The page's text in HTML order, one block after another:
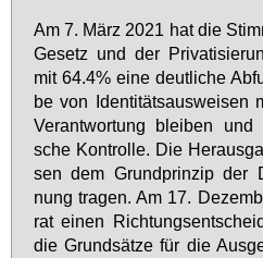
Am 7. März 2021 hat die
Ge­setz und der
mit 64.4% ei­ne deut­li­che
be von Iden­ti­täts­aus­wei­sen
Ver­ant­wor­tung blei­ben
sche Kon­trol­le. Die
sen dem Grund­prin­zip der
nung tra­gen. Am 17.
rat ei­nen
die Grund­sät­ze für die